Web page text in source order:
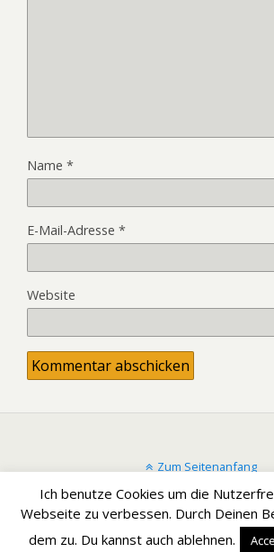
Name *
E-Mail-Adresse *
Website
Zum Seitenanfang
Mobil
Ich benutze Cookies um die
Webseite zu verbessen. Durch Deinen
dem zu. Du kannst auch ablehnen.